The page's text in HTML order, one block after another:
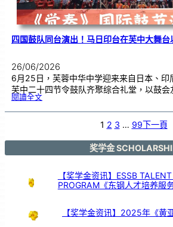
四国鼓队同台演出！马日印台在芙中大舞台
26/06/2026
6月25日，芙蓉中华中学迎来来自日本、印
芙中二十四节令鼓队齐聚综合礼堂，以鼓
閱讀全文:四
队
日
在
1 2 3 … 99下一頁
奖学金
【奖学金资讯】ESSB
PROGRAM《东钢人才培养服
【奖学金资讯】2025年《黄